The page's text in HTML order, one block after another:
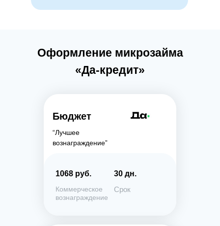
Оформление микрозайма
«Да-кредит»
Бюджет
“Лучшее
вознаграждение”
1068 руб.
Коммерческое
вознаграждение
30 дн.
Срок